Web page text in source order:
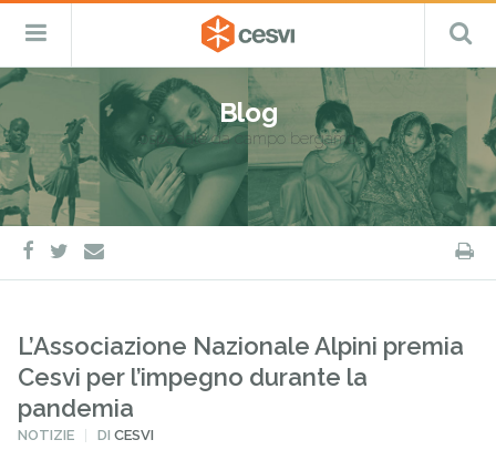
Salta
al
contenuto
CESVI
Fondazione
–
ETS
Cooperazione,
Emergenza
e
Sviluppo
Menu
Blog
ospedale da campo bergamo
facebook
twitter
e-
mail
L’Associazione Nazionale Alpini premia
Cesvi per l’impegno durante la
pandemia
PUBBLICATO
NOTIZIE DICESVI